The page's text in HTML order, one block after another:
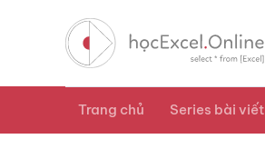
Trang chủ Series bài viết